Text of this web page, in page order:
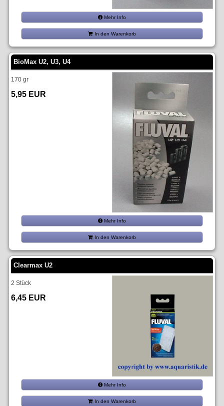
Mehr Info
In den Warenkorb
BioMax U2, U3, U4
170 gr
5,95 EUR
Mehr Info
In den Warenkorb
Clearmax U2
2 Stück
6,45 EUR
Mehr Info
In den Warenkorb